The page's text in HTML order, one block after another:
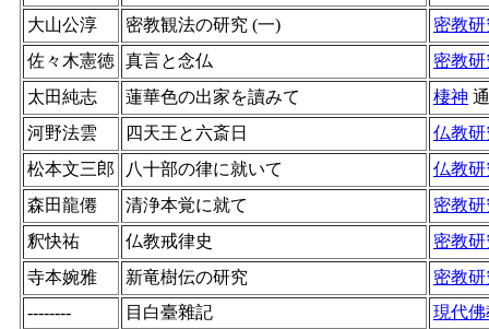
大山公淳
密教観法の研究 (一)
密教
佐々木憲徳 真言と念仏
密教
太田純志
蓮華色の出家を讀みて 棲神
河野法雲
四天王と六斎日
仏教研
松本文三郎
八十部の律に就いて
仏教研
森田龍僊
清浄本覚に就て
密教
釈快祐
仏教戒律史
密教
寺本婉雅
新竜樹伝の研究
密教
--------
目白臺雜記 現代佛